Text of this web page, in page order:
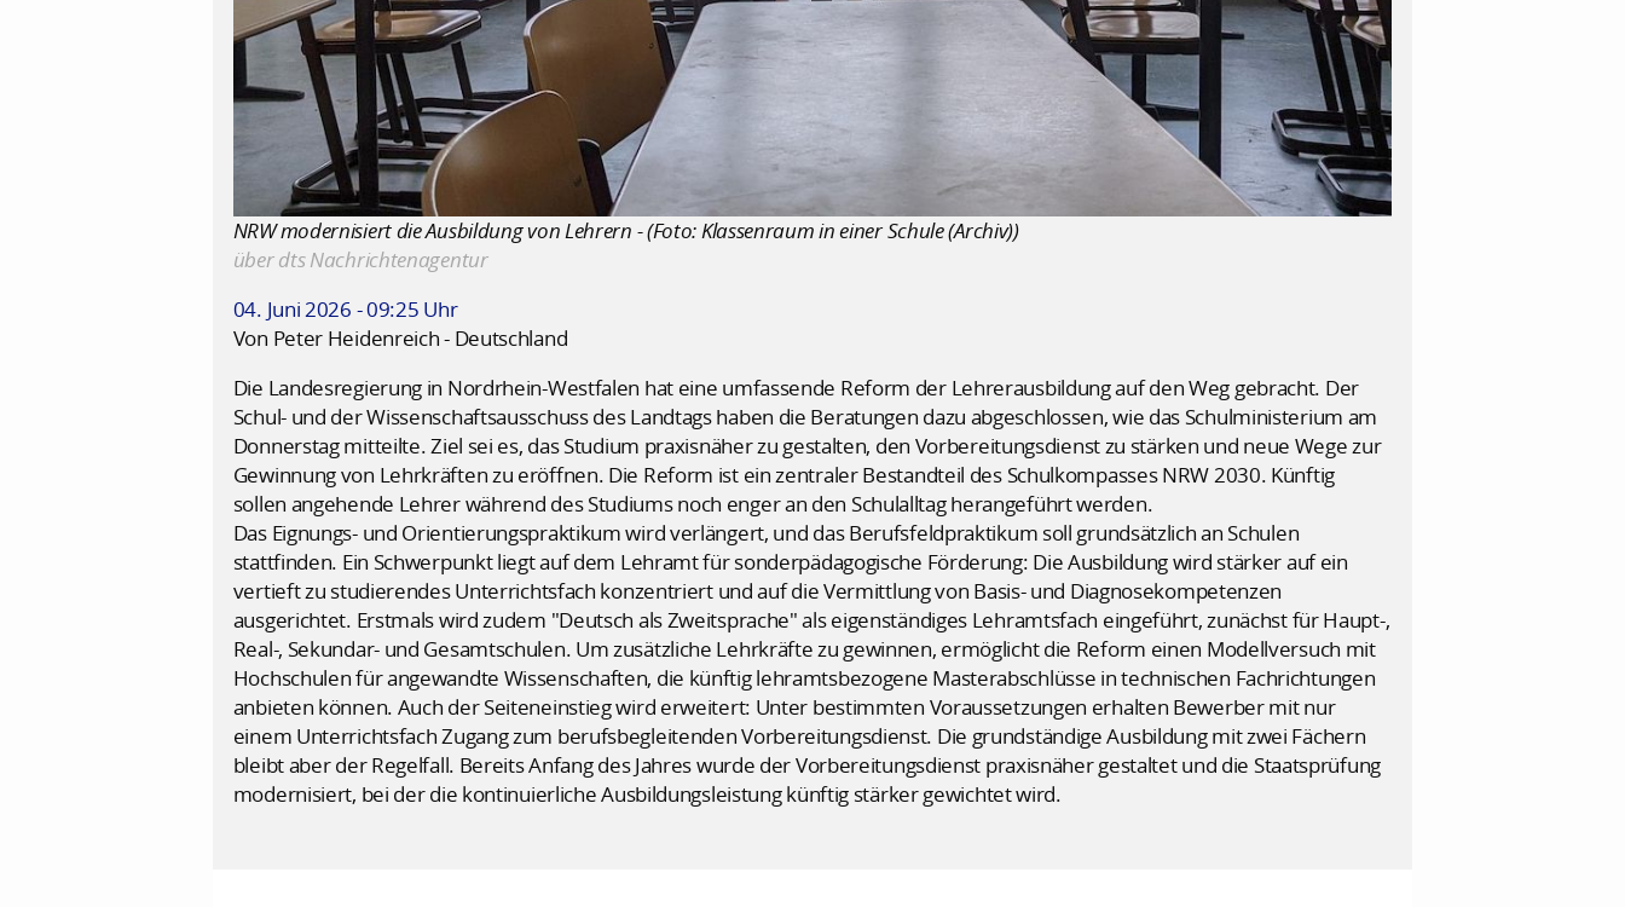
NRW modernisiert die Ausbildung von Lehrern - (Foto: Klassenraum in einer Schule (Archiv))
über dts Nachrichtenagentur
04. Juni 2026 - 09:25 Uhr
Von Peter Heidenreich - Deutschland
Die Landesregierung in Nordrhein-Westfalen hat eine umfassende Reform der Lehrerausbildung auf den Weg gebracht. Der
Schul- und der Wissenschaftsausschuss des Landtags haben die Beratungen dazu abgeschlossen, wie das Schulministerium am
Donnerstag mitteilte. Ziel sei es, das Studium praxisnäher zu gestalten, den Vorbereitungsdienst zu stärken und neue Wege zur
Gewinnung von Lehrkräften zu eröffnen. Die Reform ist ein zentraler Bestandteil des Schulkompasses NRW 2030. Künftig
sollen angehende Lehrer während des Studiums noch enger an den Schulalltag herangeführt werden.
Das Eignungs- und Orientierungspraktikum wird verlängert, und das Berufsfeldpraktikum soll grundsätzlich an Schulen
stattfinden. Ein Schwerpunkt liegt auf dem Lehramt für sonderpädagogische Förderung: Die Ausbildung wird stärker auf ein
vertieft zu studierendes Unterrichtsfach konzentriert und auf die Vermittlung von Basis- und Diagnosekompetenzen
ausgerichtet. Erstmals wird zudem "Deutsch als Zweitsprache" als eigenständiges Lehramtsfach eingeführt, zunächst für Haupt-,
Real-, Sekundar- und Gesamtschulen. Um zusätzliche Lehrkräfte zu gewinnen, ermöglicht die Reform einen Modellversuch mit
Hochschulen für angewandte Wissenschaften, die künftig lehramtsbezogene Masterabschlüsse in technischen Fachrichtungen
anbieten können. Auch der Seiteneinstieg wird erweitert: Unter bestimmten Voraussetzungen erhalten Bewerber mit nur
einem Unterrichtsfach Zugang zum berufsbegleitenden Vorbereitungsdienst. Die grundständige Ausbildung mit zwei Fächern
bleibt aber der Regelfall. Bereits Anfang des Jahres wurde der Vorbereitungsdienst praxisnäher gestaltet und die Staatsprüfung
modernisiert, bei der die kontinuierliche Ausbildungsleistung künftig stärker gewichtet wird.